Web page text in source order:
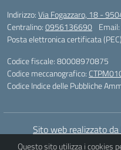
Indirizzo:Via Fogazzaro, 18 -
Centralino:0956136690 Email:
Posta elettronica certificata
Codice fiscale: 80008970875
Codice meccanografico:
Codice Indice delle Pubbliche
Sito web realizzato
Questo sito utilizza i cookies